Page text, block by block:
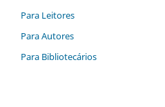
Para Leitores
Para Autores
Para Bibliotecários